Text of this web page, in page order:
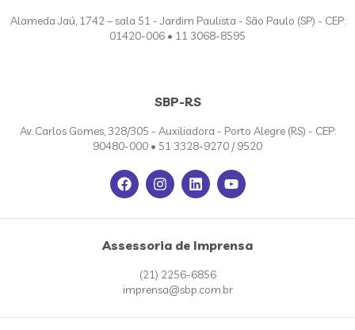
Alameda Jaú, 1742 – sala 51 - Jardim Paulista - São Paulo (SP) - CEP:
01420-006 • 11 3068-8595
SBP-RS
Av. Carlos Gomes, 328/305 - Auxiliadora - Porto Alegre (RS) - CEP:
90480-000 • 51 3328-9270 / 9520
Assessoria de Imprensa
(21) 2256-6856
imprensa@sbp.com.br